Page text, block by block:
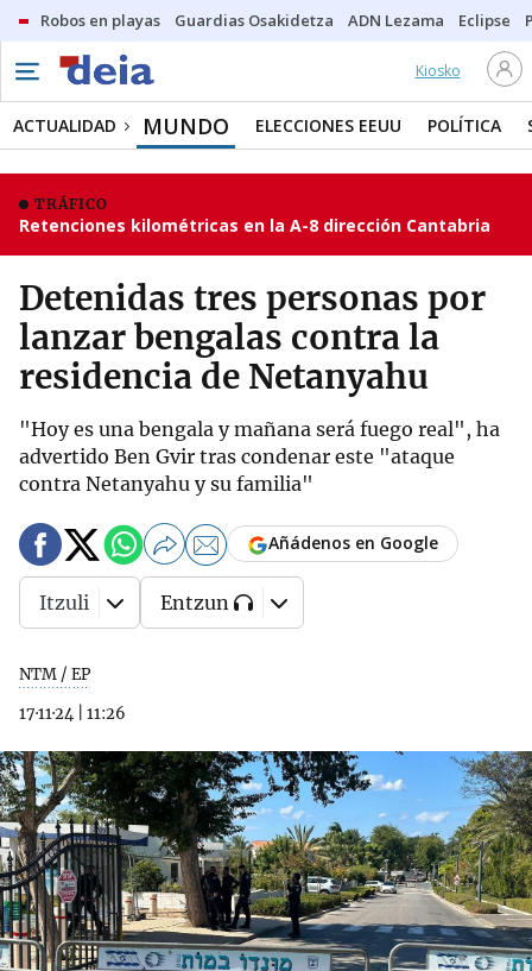
Robos en playas Guardias Osakidetza ADN Lezama Eclipse
Kiosko
ACTUALIDAD MUNDO ELECCIONES EEUU POLÍTICA
TRÁFICO
Retenciones kilométricas en la A-8 dirección Cantabria
Detenidas tres personas por
lanzar bengalas contra la
residencia de Netanyahu
"Hoy es una bengala y mañana será fuego real", ha
advertido Ben Gvir tras condenar este "ataque
contra Netanyahu y su familia"
NTM / EP
17·11·24
11:26
Añádenos en Google
Itzuli Entzun